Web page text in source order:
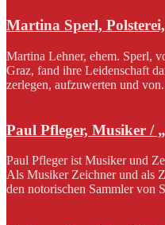
Martina Sperl,
Martina Lehner, ehem. Sperl,
Graz, fand ihre Leidenschaft
zerlegen, aufzuwerten und
Paul Pfleger, Musiker /
Paul Pfleger ist Musiker und
Als Musiker Zeichner und als
den notorischen Sammler von